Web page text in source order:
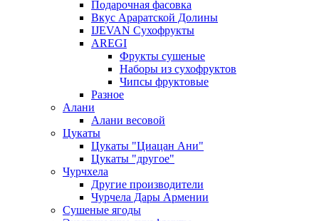
Подарочная фасовка
Вкус Араратской Долины
IJEVAN Сухофрукты
AREGI
Фрукты сушеные
Наборы из сухофруктов
Чипсы фруктовые
Разное
Алани
Алани весовой
Цукаты
Цукаты "Циацан Ани"
Цукаты "другое"
Чурчхела
Другие производители
Чурчела Дары Армении
Сушеные ягоды